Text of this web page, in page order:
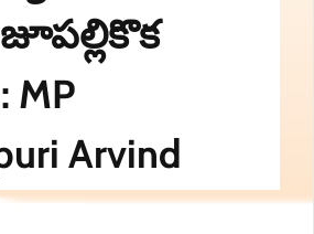
Arvind